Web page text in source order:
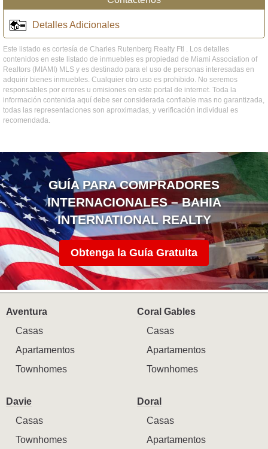
Detalles Adicionales
Este listado es cortesía de Charles Rutenberg Realty Ftl . Los detalles
contenidos en este listado de inmuebles es propiedad de Miami Association of
Realtors (MIAMI) MLS y es destinado para el uso de personas interesadas en
adquirir bienes inmuebles. Cualquier otro uso es prohibido. No seremos
responsables por errores u omisiones en este portal de internet. Toda la
información contenida aquí debe ser considerada confiable mas no garantizada,
todas las representaciones son aproximadas, y verificación individual es
recomendada.
GUÍA PARA COMPRADORES
INTERNACIONALES – BAHIA
INTERNATIONAL REALTY
Obtenga la Guía Gratuita
Aventura
Casas
Apartamentos
Townhomes
Coral Gables
Casas
Apartamentos
Townhomes
Davie
Casas
Townhomes
Doral
Casas
Apartamentos